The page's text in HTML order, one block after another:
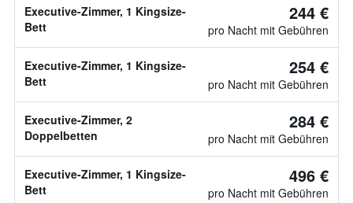
Executive-Zimmer, 1 Kingsize-
Bett
244 €
pro Nacht mit Gebühren
Executive-Zimmer, 1 Kingsize-
Bett
254 €
pro Nacht mit Gebühren
Executive-Zimmer, 2
Doppelbetten
284 €
pro Nacht mit Gebühren
Executive-Zimmer, 1 Kingsize-
Bett
496 €
pro Nacht mit Gebühren